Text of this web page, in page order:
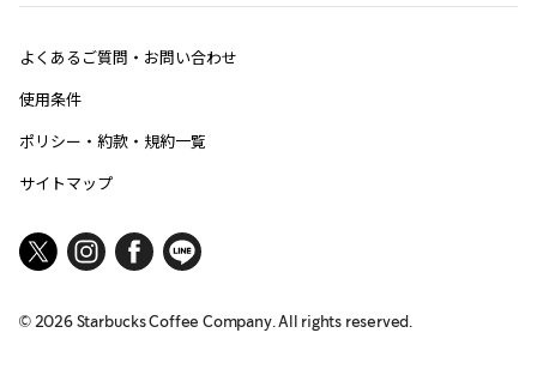
よくあるご質問・お問い合わせ
使用条件
ポリシー・約款・規約一覧
サイトマップ
© 2026Starbucks Coffee Company. All rights reserved.